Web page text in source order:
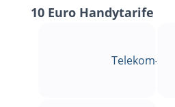
10 Euro Handytarife
Telekom-Netz